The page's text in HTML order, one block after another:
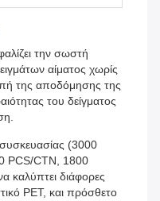
την σωστή
αίματος χωρίς
της αποδόμησης της
του δείγματος
(3000
PCS/CTN, 1800
καλύπτει διάφορες
PET, και πρόσθετο